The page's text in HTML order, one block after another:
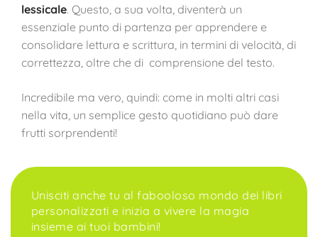
lessicale. Questo, a sua volta, diventerà un
essenziale punto di partenza per apprendere e
consolidare lettura e scrittura, in termini di velocità, di
correttezza, oltre che di comprensione del testo.
Incredibile ma vero, quindi: come in molti altri casi
nella vita, un semplice gesto quotidiano può dare
frutti sorprendenti!
Unisciti anche tu al fabooloso mondo dei libri
personalizzati e inizia a vivere la magia
insieme ai tuoi bambini!